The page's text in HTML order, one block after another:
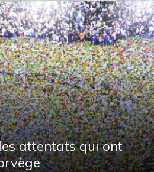
attentats qui ont